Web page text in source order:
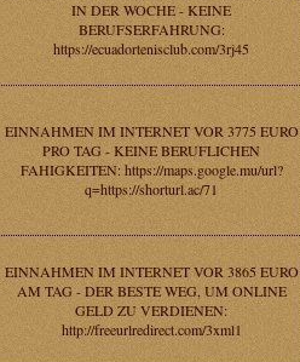
IN DER WOCHE - KEINE
BERUFSERFAHRUNG:
https://ecuadortenisclub.com/3rj45
EINNAHMEN IM INTERNET VOR 3775 EURO
PRO TAG - KEINE BERUFLICHEN
FAHIGKEITEN: https://maps.google.mu/url?
q=https://shorturl.ac/71
EINNAHMEN IM INTERNET VOR 3865 EURO
AM TAG - DER BESTE WEG, UM ONLINE
GELD ZU VERDIENEN:
http://freeurlredirect.com/3xml1